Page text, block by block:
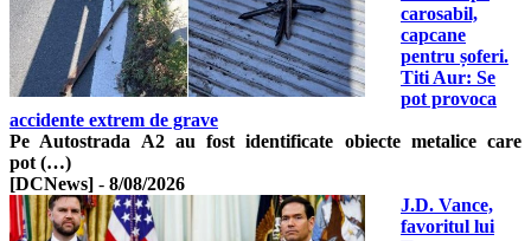
carosabil,
capcane
pentru șoferi.
Titi Aur: Se
pot provoca
accidente extrem de grave
Pe Autostrada A2 au fost identificate obiecte metalice care
pot (…)
[DCNews] - 8/08/2026
J.D. Vance,
favoritul lui